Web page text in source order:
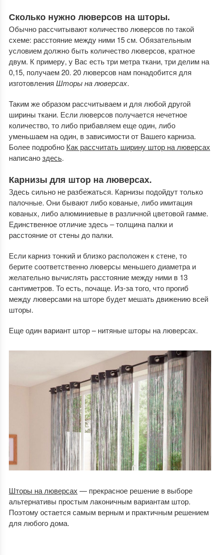
Сколько нужно люверсов на шторы.
Обычно рассчитывают количество люверсов по такой
схеме: расстояние между ними 15 см. Обязательным
условием должно быть количество люверсов, кратное
двум. К примеру, у Вас есть три метра ткани, три делим на
0,15, получаем 20. 20 люверсов нам понадобится для
изготовления Шторы на люверсах.
Таким же образом рассчитываем и для любой другой
ширины ткани. Если люверсов получается нечетное
количество, то либо прибавляем еще один, либо
уменьшаем на один, в зависимости от Вашего карниза.
Более подробно Как рассчитать ширину штор на люверсах
написаноздесь.
Карнизы для штор на люверсах.
Здесь сильно не разбежаться. Карнизы подойдут только
палочные. Они бывают либо кованые, либо имитация
кованых, либо алюминиевые в различной цветовой гамме.
Единственное отличие здесь – толщина палки и
расстояние от стены до палки.
Если карниз тонкий и близко расположен к стене, то
берите соответственно люверсы меньшего диаметра и
желательно вычислять расстояние между ними в 13
сантиметров. То есть, почаще. Из-за того, что прогиб
между люверсами на шторе будет мешать движению всей
шторы.
Еще один вариант штор – нитяные шторы на люверсах.
Шторы на люверсах — прекрасное решение в выборе
альтернативы простым лаконичным вариантам штор.
Поэтому остается самым верным и практичным решением
для любого дома.